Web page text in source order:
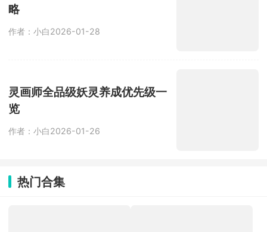
略
作者：小白2026-01-28
灵画师全品级妖灵养成优先级一
览
作者：小白2026-01-26
热门合集